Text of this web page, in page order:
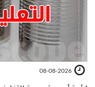
08-08-2026